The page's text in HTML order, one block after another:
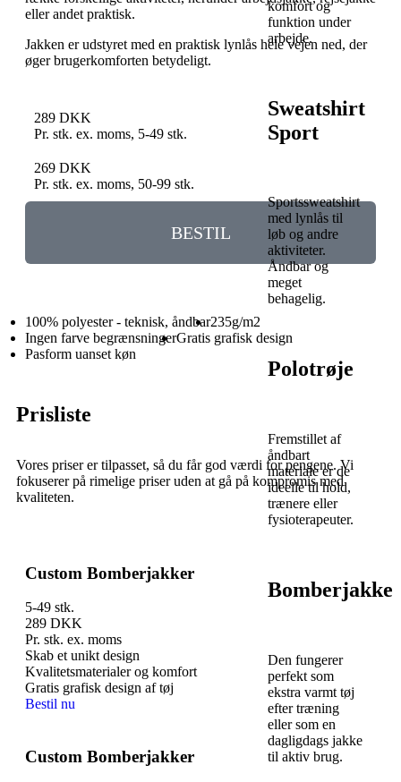
komfort og
funktion under
arbejde.
Sweatshirt
Sport
Sportssweatshirt
med lynlås til
løb og andre
aktiviteter.
Åndbar og
meget
behagelig.
Polotrøje
Fremstillet af
åndbart
materiale er de
ideelle til hold,
trænere eller
fysioterapeuter.
Bomberjakke
Den fungerer
perfekt som
ekstra varmt tøj
efter træning
eller som en
dagligdags jakke
til aktiv brug.
eller andet praktisk.
Jakken er udstyret med en praktisk lynlås hele vejen ned, der
øger brugerkomforten betydeligt.
289 DKK
Pr. stk. ex. moms, 5-49 stk.
269 DKK
Pr. stk. ex. moms, 50-99 stk.
BESTIL
100% polyester - teknisk, åndbar235g/m2
Ingen farve begrænsningerGratis grafisk design
Pasform uanset køn
Prisliste
Vores priser er tilpasset, så du får god værdi for pengene. Vi
fokuserer på rimelige priser uden at gå på kompromis med
kvaliteten.
Custom Bomberjakker
5-49 stk.
289 DKK
Pr. stk. ex. moms
Skab et unikt design
Kvalitetsmaterialer og komfort
Gratis grafisk design af tøj
Bestil nu
Custom Bomberjakker